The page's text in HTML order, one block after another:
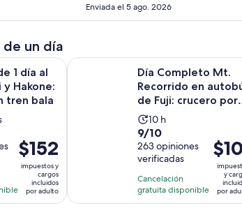
Enviada el 5 ago. 2026
de un día
1 día al
Hakone:
tren bala
El
precio
es
de
$152.
$152
impuestos y
cargos
incluidos
por adulto
Fuji y Hakone: regreso en tren bala Se abrirá
Día Completo Mt.
Recorrido en
de Fuji: crucero por
el lago y experi...
La
actividad
dura
10
horas
10 h
9.0
de
10
con
263
opiniones
9/10
263 opiniones
verificadas
Cancelación
gratuita disponible
El
precio
es
de
$101.
y
por
Día Completo Mt. Recorrido en